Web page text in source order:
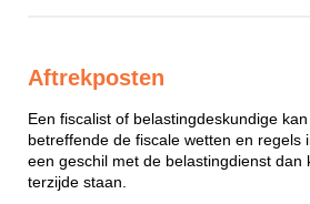
Aftrekposten
Een fiscalist of belastingdeskundige
betreffende de fiscale wetten en regels
een geschil met de belastingdienst dan
terzijde staan.